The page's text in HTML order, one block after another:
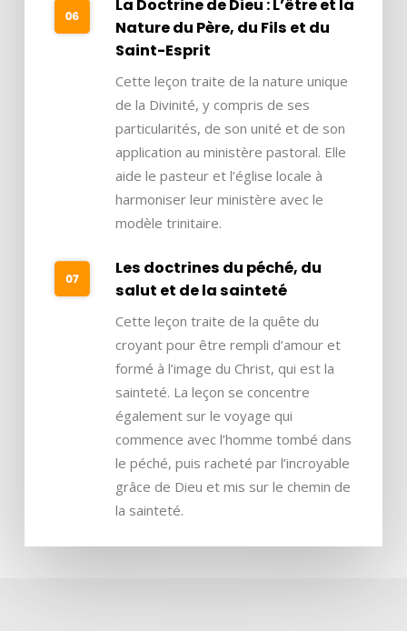
La Doctrine de Dieu : L’être et la
Nature du Père, du Fils et du
Saint-Esprit
Cette leçon traite de la nature unique
de la Divinité, y compris de ses
particularités, de son unité et de son
application au ministère pastoral. Elle
aide le pasteur et l’église locale à
harmoniser leur ministère avec le
modèle trinitaire.
Les doctrines du péché, du
salut et de la sainteté
Cette leçon traite de la quête du
croyant pour être rempli d’amour et
formé à l’image du Christ, qui est la
sainteté. La leçon se concentre
également sur le voyage qui
commence avec l’homme tombé dans
le péché, puis racheté par l’incroyable
grâce de Dieu et mis sur le chemin de
la sainteté.